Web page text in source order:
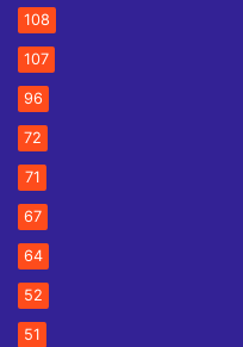
108
107
96
72
71
67
64
52
51